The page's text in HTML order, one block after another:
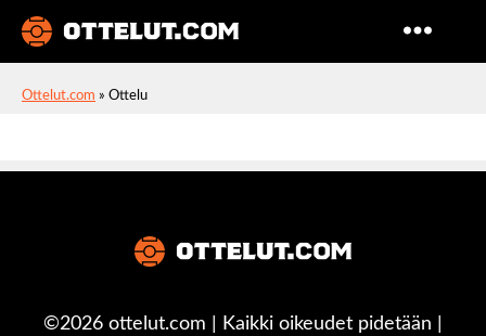
Ottelut.com » Ottelu
©2026 ottelut.com | Kaikki oikeudet pidetään |